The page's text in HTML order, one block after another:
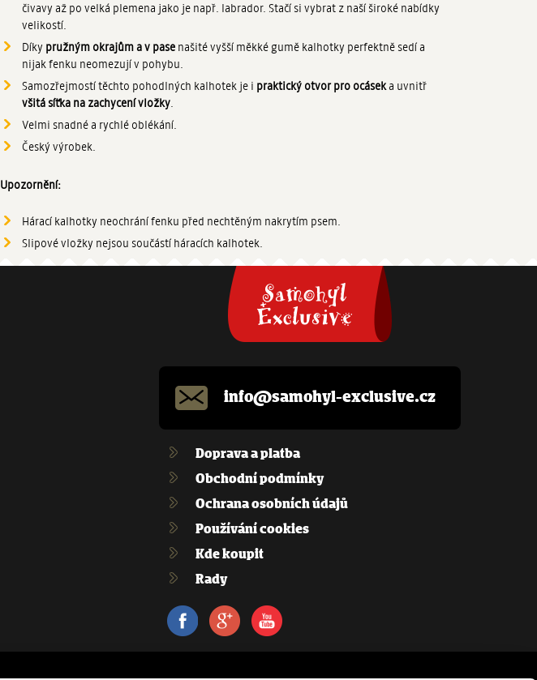
čivavy až po velká plemena jako je např. labrador. Stačí si vybrat z naší široké nabídky
velikostí.
Díky pružným okrajům a v pase našité vyšší měkké gumě kalhotky perfektně sedí a
nijak fenku neomezují v pohybu.
Samozřejmostí těchto pohodlných kalhotek je i praktický otvor pro ocáseka uvnitř
všitá síťka na zachycení vložky.
Velmi snadné a rychlé oblékání.
Český výrobek.
Upozornění:
Hárací kalhotky neochrání fenku před nechtěným nakrytím psem.
Slipové vložky nejsou součástí háracích kalhotek.
info@samohyl-exclusive.cz
Doprava a platba
Obchodní podmínky
Ochrana osobních údajů
Používání cookies
Kde koupit
Rady
FacebookGoogle+